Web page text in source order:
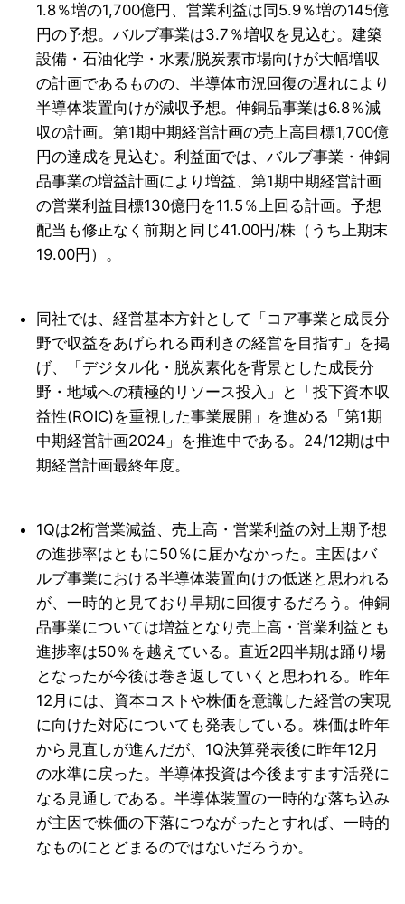
1.8％増の1,700億円、営業利益は同5.9％増の145億
円の予想。バルブ事業は3.7％増収を見込む。建築
設備・石油化学・水素/脱炭素市場向けが大幅増収
の計画であるものの、半導体市況回復の遅れにより
半導体装置向けが減収予想。伸銅品事業は6.8％減
収の計画。第1期中期経営計画の売上高目標1,700億
円の達成を見込む。利益面では、バルブ事業・伸銅
品事業の増益計画により増益、第1期中期経営計画
の営業利益目標130億円を11.5％上回る計画。予想
配当も修正なく前期と同じ41.00円/株（うち上期末
19.00円）。
同社では、経営基本方針として「コア事業と成長分
野で収益をあげられる両利きの経営を目指す」を掲
げ、「デジタル化・脱炭素化を背景とした成長分
野・地域への積極的リソース投入」と「投下資本収
益性(ROIC)を重視した事業展開」を進める「第1期
中期経営計画2024」を推進中である。24/12期は中
期経営計画最終年度。
1Qは2桁営業減益、売上高・営業利益の対上期予想
の進捗率はともに50％に届かなかった。主因はバ
ルブ事業における半導体装置向けの低迷と思われる
が、一時的と見ており早期に回復するだろう。伸銅
品事業については増益となり売上高・営業利益とも
進捗率は50％を越えている。直近2四半期は踊り場
となったが今後は巻き返していくと思われる。昨年
12月には、資本コストや株価を意識した経営の実現
に向けた対応についても発表している。株価は昨年
から見直しが進んだが、1Q決算発表後に昨年12月
の水準に戻った。半導体投資は今後ますます活発に
なる見通しである。半導体装置の一時的な落ち込み
が主因で株価の下落につながったとすれば、一時的
なものにとどまるのではないだろうか。